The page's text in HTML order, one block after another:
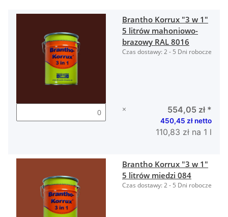
Brantho Korrux "3 w 1"
5 litrów mahoniowo-
brazowy RAL 8016
Czas dostawy:2 - 5 Dni robocze
× 554,05 zł *
450,45 zł netto
110,83 zł na 1 l
Brantho Korrux "3 w 1"
5 litrów miedzi 084
Czas dostawy:2 - 5 Dni robocze